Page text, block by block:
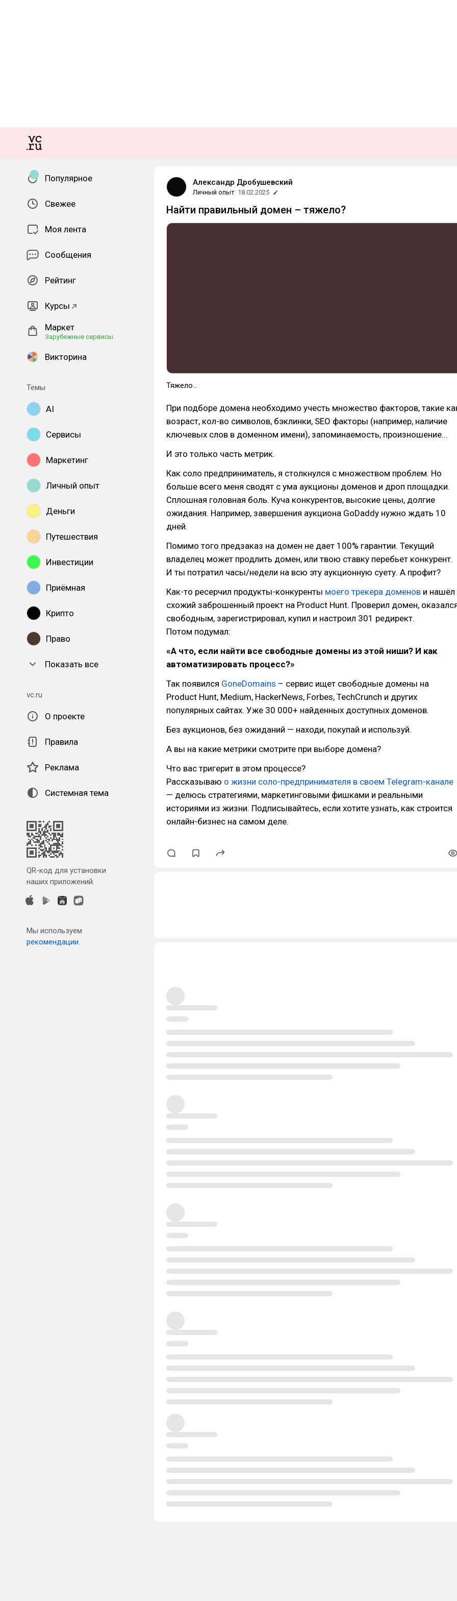
Популярное
Свежее
Моя лента
Сообщения
Рейтинг
Курсы
Маркет
Зарубежные сервисы
Викторина
Темы
AI
Сервисы
Маркетинг
Личный опыт
Деньги
Путешествия
Инвестиции
Приёмная
Крипто
Право
Показать все
vc.ru
О проекте
Правила
Реклама
Системная тема
QR-код для установки
наших приложений.
Мы используем
рекомендации.
Александр Дробушевский
Личный опыт 18.02.2025
Найти правильный домен – тяжело?
Тяжело...
При подборе домена необходимо учесть множество факторов, такие
возраст, кол-во символов, бэклинки, SEO факторы (например, наличие
ключевых слов в доменном имени), запоминаемость, произношение...
И это только часть метрик.
Как соло предприниматель, я столкнулся с множеством проблем. Но
больше всего меня сводят с ума аукционы доменов и дроп площадки.
Сплошная головная боль. Куча конкурентов, высокие цены, долгие
ожидания. Например, завершения аукциона GoDaddy нужно ждать 10
дней.
Помимо того предзаказ на домен не дает 100% гарантии. Текущий
владелец может продлить домен, или твою ставку перебьет конкурент.
И ты потратил часы/недели на всю эту аукционную суету. А профит?
Как-то ресерчил продукты-конкуренты моего трекера доменов и нашёл
схожий заброшенный проект на Product Hunt. Проверил домен,
свободным, зарегистрировал, купил и настроил 301 редирект.
Потом подумал:
«А что, если найти все свободные домены из этой ниши? И как
автоматизировать процесс?»
Так появился GoneDomains – сервис ищет свободные домены на
Product Hunt, Medium, HackerNews, Forbes, TechCrunch и других
популярных сайтах. Уже 30 000+ найденных доступных доменов.
Без аукционов, без ожиданий — находи, покупай и используй.
А вы на какие метрики смотрите при выборе домена?
Что вас тригерит в этом процессе?
Рассказываю о жизни соло-предпринимателя в своем Telegram-канале
— делюсь стратегиями, маркетинговыми фишками и реальными
историями из жизни. Подписывайтесь, если хотите узнать, как строится
онлайн-бизнес на самом деле.